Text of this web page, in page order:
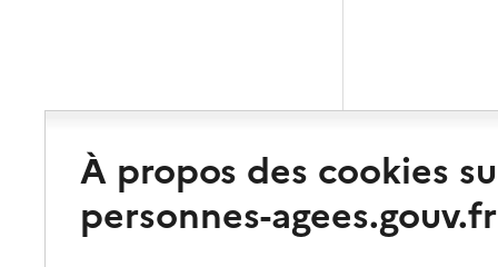
À propos des cookies
personnes-agees.gouv.fr